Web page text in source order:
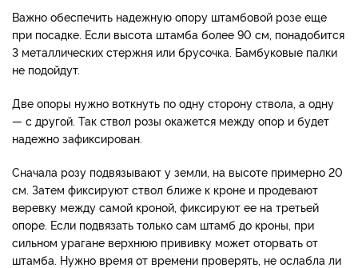
Важно обеспечить надежную опору штамбовой розе еще
при посадке. Если высота штамба более 90 см, понадобится
3 металлических стержня или брусочка. Бамбуковые палки
не подойдут.
Две опоры нужно воткнуть по одну сторону ствола, а одну
— с другой. Так ствол розы окажется между опор и будет
надежно зафиксирован.
Сначала розу подвязывают у земли, на высоте примерно 20
см. Затем фиксируют ствол ближе к кроне и продевают
веревку между самой кроной, фиксируют ее на третьей
опоре. Если подвязать только сам штамб до кроны, при
сильном урагане верхнюю прививку может оторвать от
штамба. Нужно время от времени проверять, не ослабла ли